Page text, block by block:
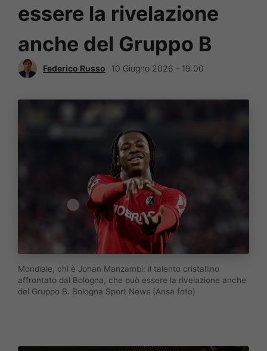
essere la rivelazione
anche del Gruppo B
Federico Russo 10 Giugno 2026 - 19:00
Mondiale, chi è Johan Manzambi: il talento cristallino
affrontato dal Bologna, che può essere la rivelazione anche
del Gruppo B. Bologna Sport News (Ansa foto)